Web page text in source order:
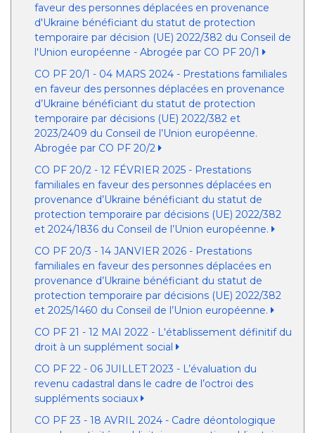
faveur des personnes déplacées en provenance
d'Ukraine bénéficiant du statut de protection
temporaire par décision (UE) 2022/382 du Conseil de
l'Union européenne - Abrogée par CO PF 20/1
CO PF 20/1 - 04 MARS 2024 - Prestations familiales
en faveur des personnes déplacées en provenance
d’Ukraine bénéficiant du statut de protection
temporaire par décisions (UE) 2022/382 et
2023/2409 du Conseil de l’Union européenne.
Abrogée par CO PF 20/2
CO PF 20/2 - 12 FÉVRIER 2025 - Prestations
familiales en faveur des personnes déplacées en
provenance d’Ukraine bénéficiant du statut de
protection temporaire par décisions (UE) 2022/382
et 2024/1836 du Conseil de l’Union européenne.
CO PF 20/3 - 14 JANVIER 2026 - Prestations
familiales en faveur des personnes déplacées en
provenance d’Ukraine bénéficiant du statut de
protection temporaire par décisions (UE) 2022/382
et 2025/1460 du Conseil de l’Union européenne.
CO PF 21 - 12 MAI 2022 - L'établissement définitif du
droit à un supplément social
CO PF 22 - 06 JUILLET 2023 - L’évaluation du
revenu cadastral dans le cadre de l’octroi des
suppléments sociaux
CO PF 23 - 18 AVRIL 2024 - Cadre déontologique